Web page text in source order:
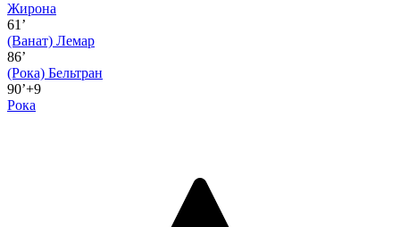
Жирона
61’
(Ванат) Лемар
86’
(Рока) Бельтран
90’+9
Рока